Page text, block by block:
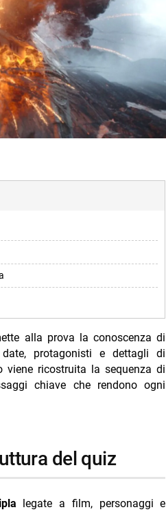
confermata
alla prova la conoscenza di
protagonisti e dettagli di
viene ricostruita la sequenza di
chiave che rendono ogni
del quiz
legate a film, personaggi e